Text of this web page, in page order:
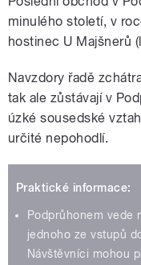
minulého století, v
hostinec U Majšnerů
Navzdory řadě
tak ale zůstávají v
úzké sousedské
určité nepohodlí.
Praktické informace:
Podprůhonem vede
jednoho ze vstupů
Návštěvníci mohou